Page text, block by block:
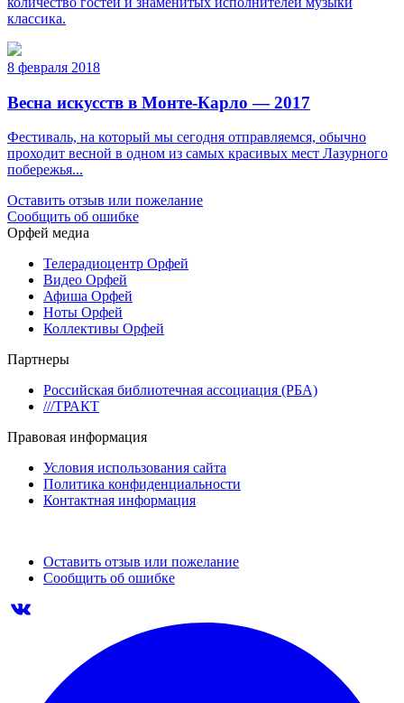
классика.
8 февраля 2018
Весна искусств в Монте-Карло — 2017
Фестиваль, на который мы сегодня отправляемся, обычно
проходит весной в одном из самых красивых мест Лазурного
побережья...
Оставить отзыв или пожелание
Сообщить об ошибке
Орфей медиа
Телерадиоцентр Орфей
Видео Орфей
Афиша Орфей
Ноты Орфей
Коллективы Орфей
Партнеры
Российская библиотечная ассоциация (РБА)
///ТРАКТ
Правовая информация
Условия использования сайта
Политика конфиденциальности
Контактная информация
Оставить отзыв или пожелание
Сообщить об ошибке